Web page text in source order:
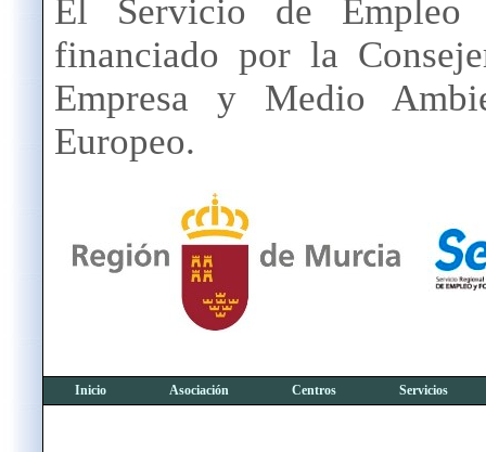
El Servicio de Empleo
financiado por la
Empresa y Medio
Europeo.
Inicio Asociación Centros Servicios